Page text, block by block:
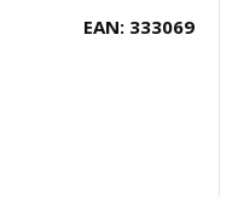
EAN: 333069